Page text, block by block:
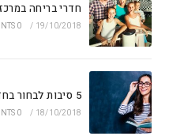
חדרי בריחה
19/10/2018
/
0 COMMENTS
5 סיבות לבחור בחדר בריחה לאירוע שלך
18/10/2018
/
0 COMMENTS